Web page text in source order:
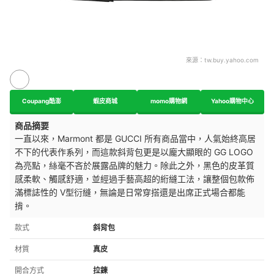
來源： tw.buy.yahoo.com
Coupang酷澎 蝦皮商城 momo購物網 Yahoo購物中心
商品摘要
一直以來，Marmont 都是 GUCCI 所有商品當中，人氣始終高居
不下的代表作系列，而這款斜背包更是以龐大顯眼的 GG LOGO
為亮點，絲毫不吝於展露品牌的魅力。除此之外，黑色的皮革質
感柔軟、觸感舒適，並經過手藝高超的絎縫工法，讓整個包款佈
滿標誌性的 V型衍縫，無論是日常穿搭還是出席正式場合都能
揹。
款式 斜背包
材質 真皮
開合方式 拉鍊